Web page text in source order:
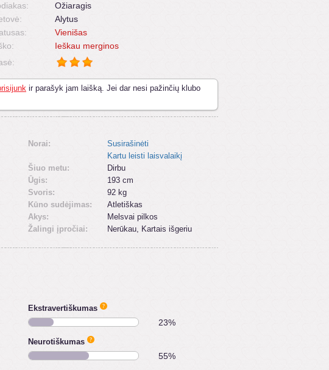
Ožiaragis
Alytus
Vienišas
Ieškau merginos
ir parašyk jam laišką. Jei dar nesi pažinčių klubo
Norai:
Susirašinėti
Kartu leisti laisvalaikį
Šiuo metu:
Dirbu
Ūgis:
193 cm
Svoris:
92 kg
Kūno sudėjimas:
Atletiškas
Akys:
Melsvai pilkos
Žalingi įpročiai:
Nerūkau, Kartais išgeriu
Ekstravertiškumas
23%
Neurotiškumas
55%